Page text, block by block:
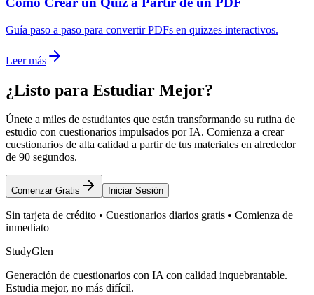
Guía paso a paso para convertir PDFs en quizzes interactivos.
Leer más
¿Listo para Estudiar Mejor?
Únete a miles de estudiantes que están transformando su rutina de
estudio con cuestionarios impulsados por IA. Comienza a crear
cuestionarios de alta calidad a partir de tus materiales en alrededor
de 90 segundos.
Comenzar Gratis Iniciar Sesión
Sin tarjeta de crédito • Cuestionarios diarios gratis • Comienza de
inmediato
StudyGlen
Generación de cuestionarios con IA con calidad inquebrantable.
Estudia mejor, no más difícil.